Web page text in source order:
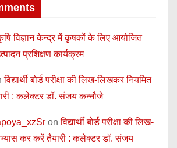
विज्ञान केन्द्र में कृषकों के लिए आयोजित
प्रशिक्षण कार्यक्रम
विद्यार्थी बोर्ड परीक्षा की लिख-लिखकर नियमित
: कलेक्टर डॉ. संजय कन्नौजे
onविद्यार्थी बोर्ड परीक्षा की लिख-
कर करें तैयारी : कलेक्टर डॉ. संजय